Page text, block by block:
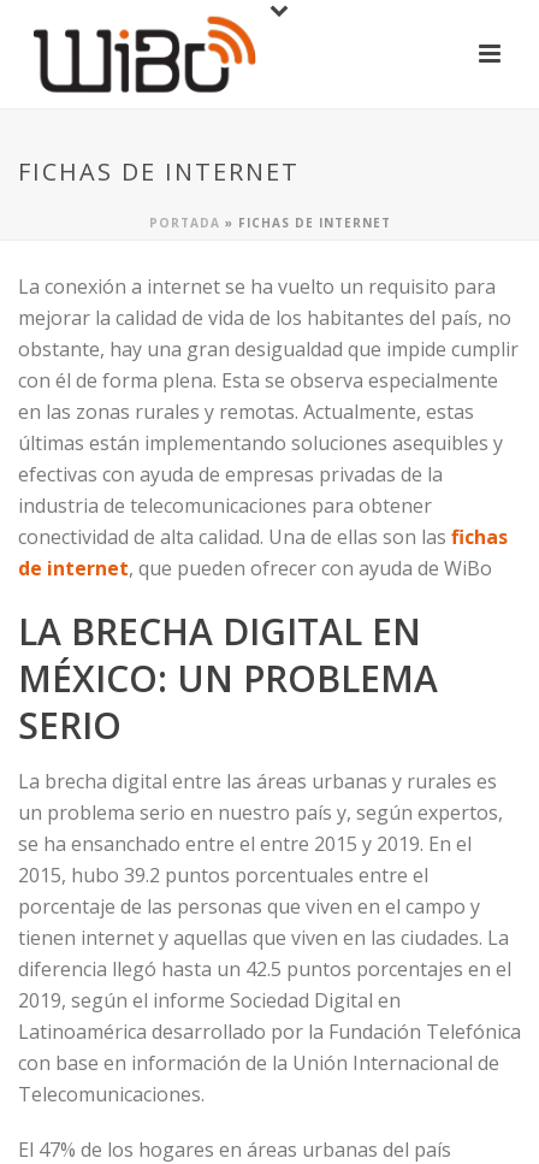
FICHAS DE INTERNET
PORTADA » FICHAS DE INTERNET
La conexión a internet se ha vuelto un requisito para
mejorar la calidad de vida de los habitantes del país, no
obstante, hay una gran desigualdad que impide cumplir
con él de forma plena. Esta se observa especialmente
en las zonas rurales y remotas. Actualmente, estas
últimas están implementando soluciones asequibles y
efectivas con ayuda de empresas privadas de la
industria de telecomunicaciones para obtener
conectividad de alta calidad. Una de ellas son las fichas
de internet, que pueden ofrecer con ayuda de WiBo
LA BRECHA DIGITAL EN
MÉXICO: UN PROBLEMA
SERIO
La brecha digital entre las áreas urbanas y rurales es
un problema serio en nuestro país y, según expertos,
se ha ensanchado entre el entre 2015 y 2019. En el
2015, hubo 39.2 puntos porcentuales entre el
porcentaje de las personas que viven en el campo y
tienen internet y aquellas que viven en las ciudades. La
diferencia llegó hasta un 42.5 puntos porcentajes en el
2019, según el informe Sociedad Digital en
Latinoamérica desarrollado por la Fundación Telefónica
con base en información de la Unión Internacional de
Telecomunicaciones.
El 47% de los hogares en áreas urbanas del país